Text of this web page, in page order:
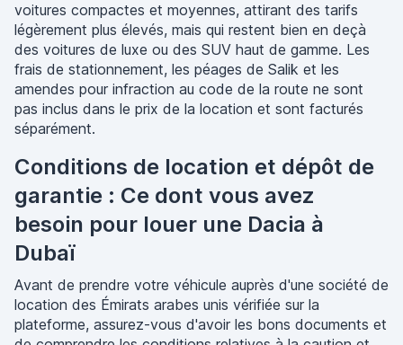
voitures compactes et moyennes, attirant des tarifs
légèrement plus élevés, mais qui restent bien en deçà
des voitures de luxe ou des SUV haut de gamme. Les
frais de stationnement, les péages de Salik et les
amendes pour infraction au code de la route ne sont
pas inclus dans le prix de la location et sont facturés
séparément.
Conditions de location et dépôt de
garantie : Ce dont vous avez
besoin pour louer une Dacia à
Dubaï
Avant de prendre votre véhicule auprès d'une société de
location des Émirats arabes unis vérifiée sur la
plateforme, assurez-vous d'avoir les bons documents et